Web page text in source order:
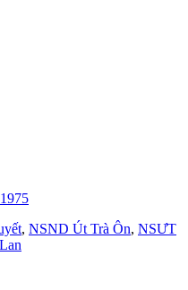
, NSND Út Trà Ôn, NSƯT